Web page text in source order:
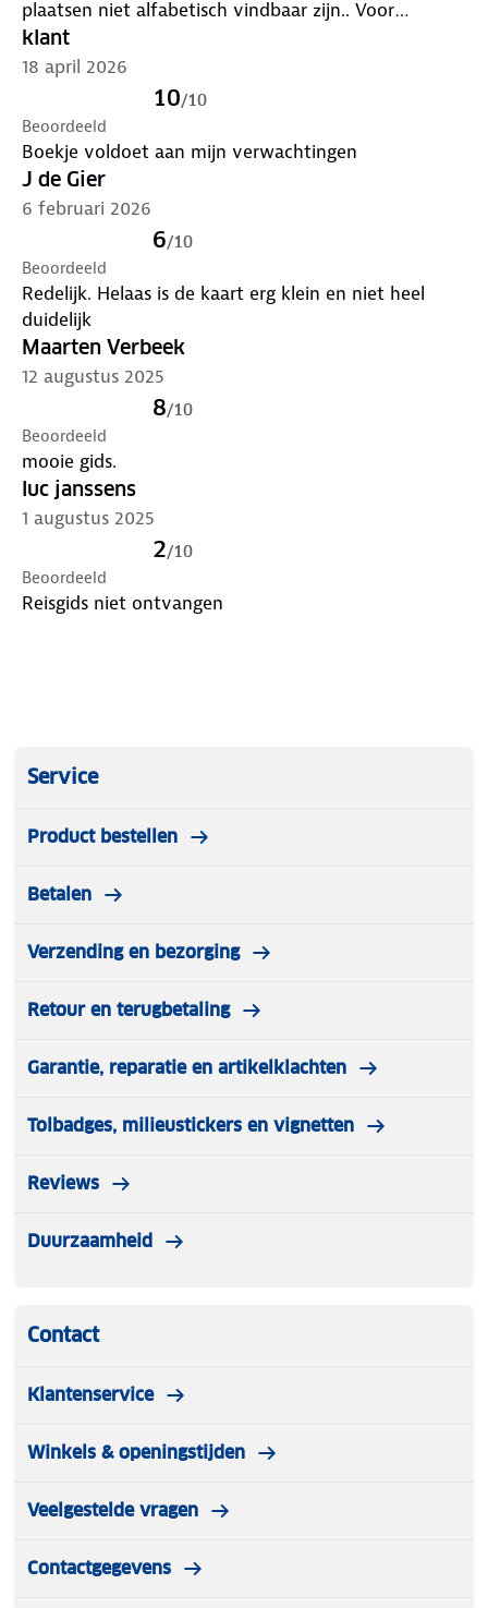
plaatsen niet alfabetisch vindbaar zijn.. Voor
uiterlijk, verzorging en de routekaart geef ik toch
drie sterren. Mocht ik nog een keer naar Noorwegen
gaan -en dat hoop ik van harte- dan ga ik op zoek
naar een andere reisgids.
klant
18 april 2026
10/10
Beoordeeld
Boekje voldoet aan mijn verwachtingen
J de Gier
6 februari 2026
6/10
Beoordeeld
Redelijk. Helaas is de kaart erg klein en niet heel
duidelijk
Maarten Verbeek
12 augustus 2025
8/10
Beoordeeld
mooie gids.
luc janssens
1 augustus 2025
2/10
Beoordeeld
Reisgids niet ontvangen
Service
Product bestellen
Betalen
Verzending en bezorging
Retour en terugbetaling
Garantie, reparatie en artikelklachten
Tolbadges, milieustickers en vignetten
Reviews
Duurzaamheid
Contact
Klantenservice
Winkels & openingstijden
Veelgestelde vragen
Contactgegevens